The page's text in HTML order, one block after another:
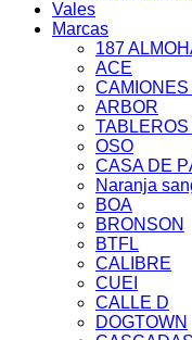
Vales
Marcas
187
ACE
CAMIONES
ARBOR
OSO
CASA DE
Naranja
BOA
BRONSON
BTFL
CALIBRE
CUEI
CALLE D
DOGTOWN